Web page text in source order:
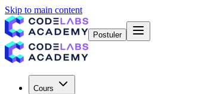
Skip to main content
Postuler
Cours